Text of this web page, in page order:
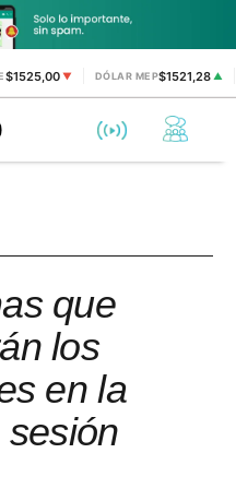
$1525,00 ▼ DÓLAR MEP$1521,28▲
que
los
en la